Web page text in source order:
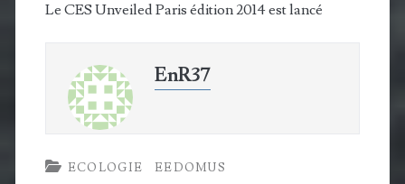
Le CES Unveiled Paris édition 2014 est lancé
EnR37
ECOLOGIE EEDOMUS